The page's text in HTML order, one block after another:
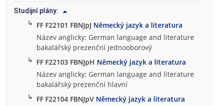
Studijní plány:
↳ FF F22101 FBNJpJ Německý jazyk a literatura
Název anglicky: German language and literature
bakalářský prezenční jednooborový
↳ FF F22103 FBNJpH Německý jazyk a literatura
Název anglicky: German language and literature
bakalářský prezenční hlavní
↳ FF F22104 FBNJpV Německý jazyk a literatura